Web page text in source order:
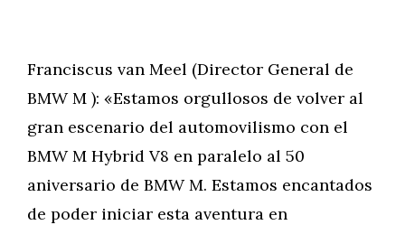
Franciscus van Meel (Director General de
BMW M ): «Estamos orgullosos de volver al
gran escenario del automovilismo con el
BMW M Hybrid V8 en paralelo al 50
aniversario de BMW M. Estamos encantados
de poder iniciar esta aventura en